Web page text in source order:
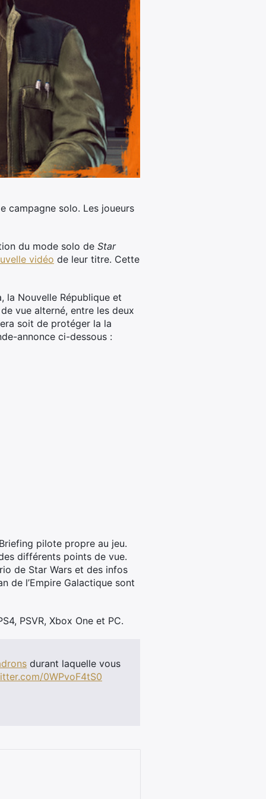
campagne solo. Les joueurs
du mode solo de Star
vidéo de leur titre. Cette
la Nouvelle République et
vue alterné, entre les deux
soit de protéger la la
annonce ci-dessous :
pilote propre au jeu.
différents points de vue.
de Star Wars et des infos
de l’Empire Galactique sont
PSVR, Xbox One et PC.
durant laquelle vous
0WPvoF4tS0